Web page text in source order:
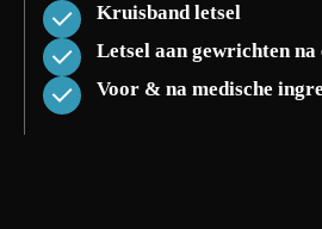
Kruisband letsel
Letsel aan gewrichten na
Voor & na medische